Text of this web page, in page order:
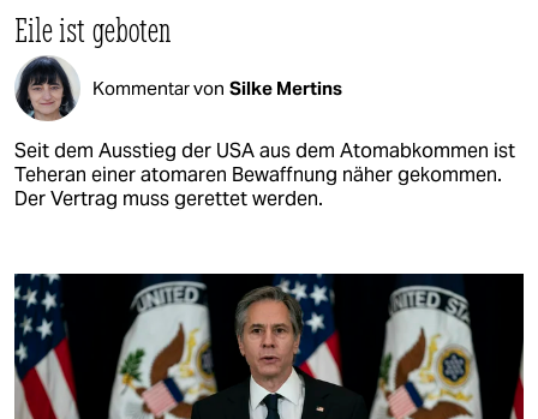
Eile ist geboten
Kommentar von Silke Mertins
Seit dem Ausstieg der USA aus dem Atomabkommen ist
Teheran einer atomaren Bewaffnung näher gekommen.
Der Vertrag muss gerettet werden.